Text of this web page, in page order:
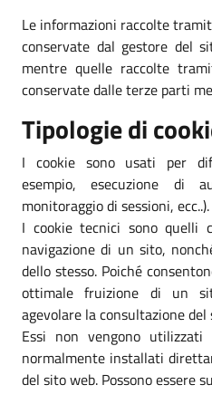
Le informazioni raccolte
conservate dal gestore del
mentre quelle raccolte
conservate dalle terze parti
Tipologie di
I cookie sono usati per
esempio, esecuzione di
monitoraggio di sessioni, ecc..).
I cookie tecnici sono quelli
navigazione di un sito,
dello stesso. Poiché
ottimale fruizione di un
agevolare la consultazione
Essi non vengono
normalmente installati
del sito web. Possono essere